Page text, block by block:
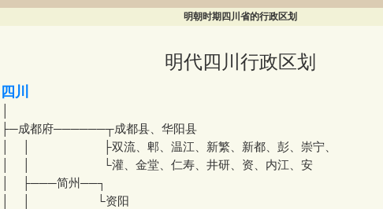
明朝时期四川省的行政区划
明代四川行政区划
四川
├─成都府──────┬成都县、华阳县
│ │ ├双流、郫、温江、新繁、新都、彭、崇宁、
│ │ └灌、金堂、仁寿、井研、资、内江、安
│ ├───简州──┐
│ │ └资阳